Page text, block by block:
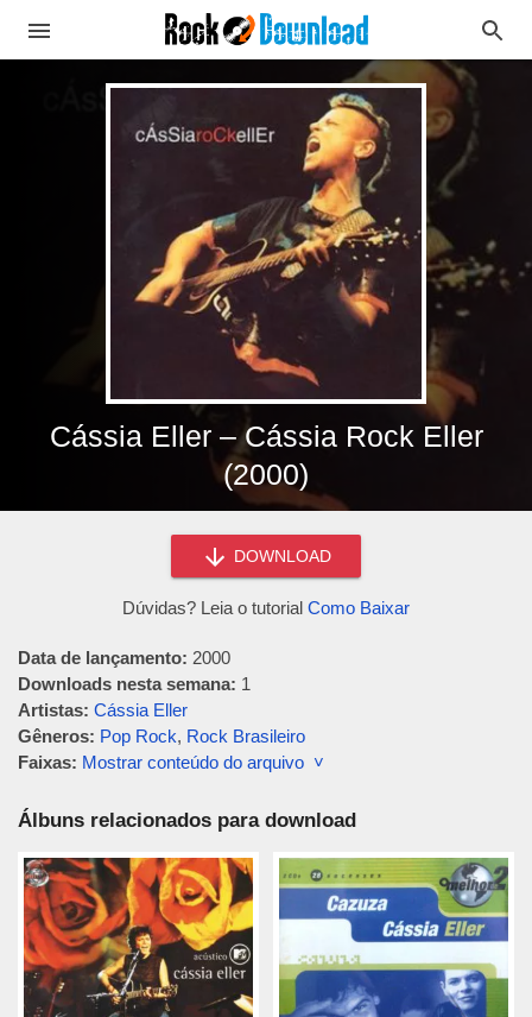
Cássia Eller – Cássia Rock Eller
(2000)
DOWNLOAD
Dúvidas? Leia o tutorial Como Baixar
Data de lançamento: 2000
Downloads nesta semana: 1
Artistas: Cássia Eller
Gêneros: Pop Rock, Rock Brasileiro
Faixas: Mostrar conteúdo do arquivo ˅
Álbuns relacionados para download